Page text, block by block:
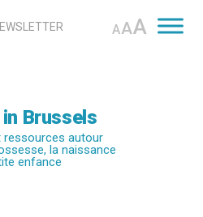
AAA
Brussels
ressources autour
la naissance
enfance